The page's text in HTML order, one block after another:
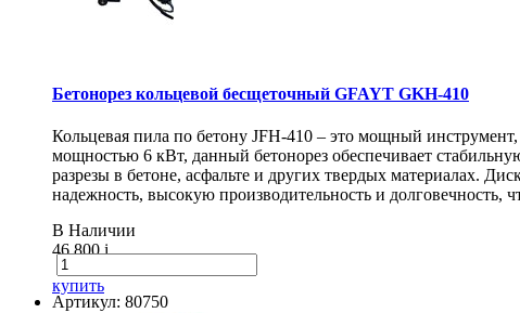
Бетонорез кольцевой бесщеточный GFAYT GKH-410
Кольцевая пила по бетону JFH-410 – это мощный
мощностью 6 кВт, данный бетонорез обеспечивает
разрезы в бетоне, асфальте и других твердых материалах.
надежность, высокую производительность и
В Наличии
46 800i
купить
Артикул: 80750